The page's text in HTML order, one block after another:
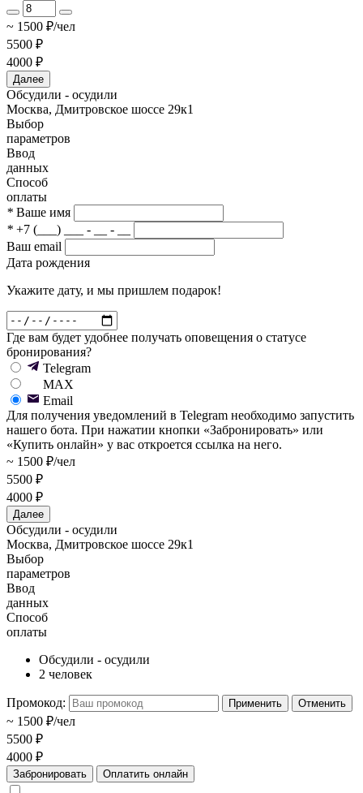
~ 1500 ₽/чел
5500 ₽
4000 ₽
Далее
Обсудили - осудили
Москва, Дмитровское шоссе 29к1
Выбор
параметров
Ввод
данных
Способ
оплаты
* Ваше имя
* +7 (___) ___ - __ - __
Ваш email
Дата рождения
Укажите дату, и мы пришлем подарок!
Где вам будет удобнее получать оповещения о статусе
бронирования?
Telegram
MAX
Email
Для получения уведомлений в Telegram необходимо запустить
нашего бота. При нажатии кнопки «Забронировать» или
«Купить онлайн» у вас откроется ссылка на него.
~ 1500 ₽/чел
5500 ₽
4000 ₽
Далее
Обсудили - осудили
Москва, Дмитровское шоссе 29к1
Выбор
параметров
Ввод
данных
Способ
оплаты
Обсудили - осудили
2 человек
Промокод: Применить Отменить
~ 1500 ₽/чел
5500 ₽
4000 ₽
Забронировать Оплатить онлайн